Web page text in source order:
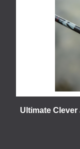
Ultimate Clever